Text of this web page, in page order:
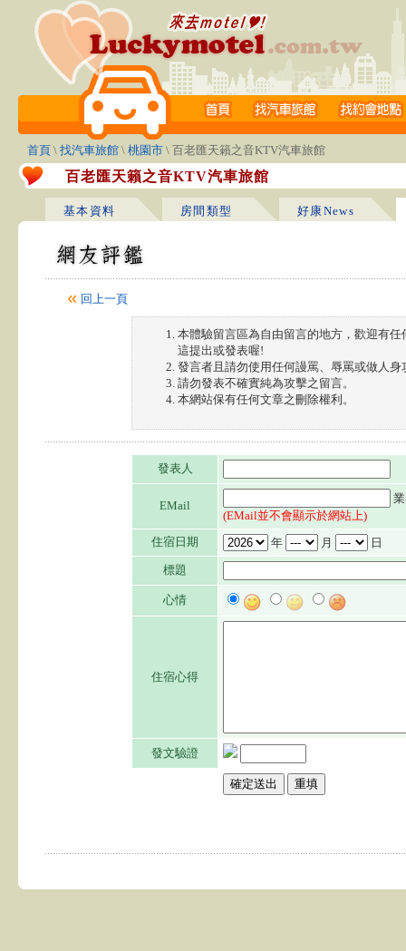
首頁 \ 找汽車旅館 \ 桃園市 \ 百老匯天籟之音KTV汽車旅館
百老匯天籟之音KTV汽車旅館
基本資料 房間類型 好康News
回上一頁
本體驗留言區為自由留言的地方，歡迎有
這提出或發表喔!
發言者且請勿使用任何謾罵、辱罵或做人身
請勿發表不確實純為攻擊之留言。
本網站保有任何文章之刪除權利。
發表人
EMail
(EMail並不會顯示於網站上)
住宿日期
年 月
日
標題
心情
住宿心得
發文驗證